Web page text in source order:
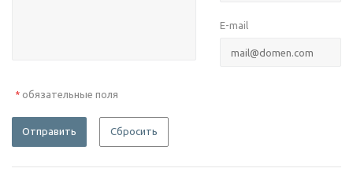
E-mail
* обязательные поля
Отправить Сбросить